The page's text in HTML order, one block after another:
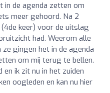
in de agenda zetten om
meer gehoord. Na 2
keer) voor de uitslag
had. Weerom alle
gingen het in de agenda
om mij terug te bellen.
ik zit nu in het zuiden
oogleden en kan nu hier